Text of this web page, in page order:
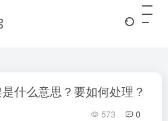
什么意思？要如何处理？
573 0